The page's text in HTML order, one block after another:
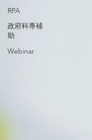
RPA
政府科專補
助
Webinar